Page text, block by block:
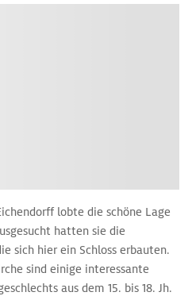
lobte die schöne Lage
hatten sie die
sich hier ein Schloss erbauten.
sind einige interessante
aus dem 15. bis 18. Jh.